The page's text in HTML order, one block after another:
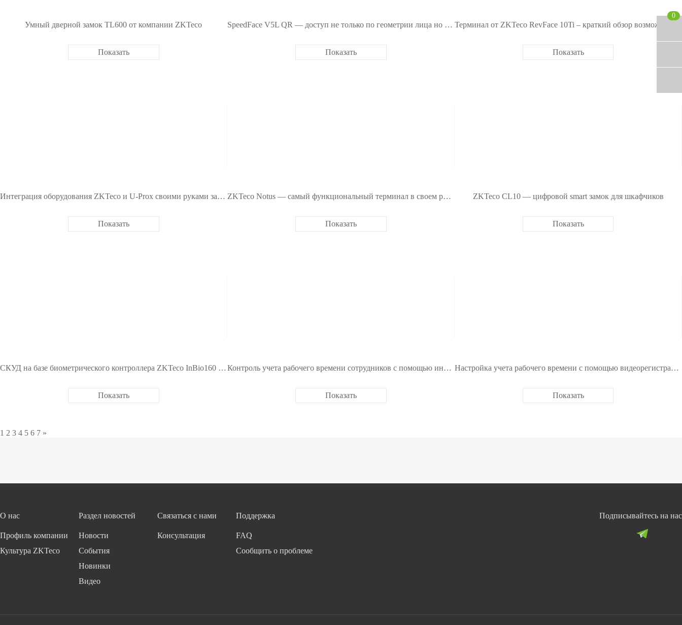
Умный дверной замок TL600 от компании ZKTeco
Показать
SpeedFace V5L QR — доступ не только по геометрии лица но еще и по QR коду!
Показать Показать
Интеграция оборудования ZKTeco и U-Prox своими руками за 10 минут
Показать
ZKTeco Notus — самый функциональный терминал в своем роде
Показать
ZKTeco CL10 — цифровой smart замок для шкафчиков
Показать
СКУД на базе биометрического контроллера ZKTeco InBio160 Pro
Показать
Контроль учета рабочего времени сотрудников с помощью интеграции ZKTeco BioTime и Telegram
Показать
Настройка учета рабочего времени с помощью видеорегистратора ZKTeco Z8608NF-8F
Показать
1 2 3 4 5 6 7 »
О нас
Профиль компании
Культура ZKTeco
Раздел новостей
Новости
События
Новинки
Видео
Связаться с нами
Консультация
Поддержка
FAQ
Сообщить о проблеме
Подписывайтесь на нас
0